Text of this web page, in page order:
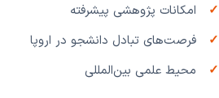
امکانات پژوهشی پیشرفته
فرصت‌های تبادل دانشجو در اروپا
محیط علمی بین‌المللی